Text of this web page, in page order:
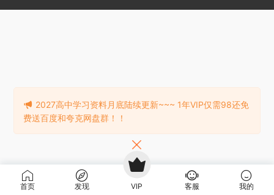
首页 发现 VIP 客服 我的
2027高中学习资料月底陆续更新~~~ 1年VIP仅需98还免
费送百度和夸克网盘群！！